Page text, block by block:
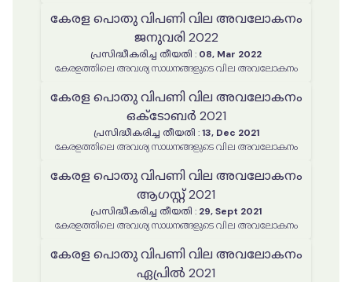
കേരള പൊതു വിപണി വില അവലോകനം
ജനുവരി 2022
പ്രസിദ്ധീകരിച്ച തീയതി : 08, Mar 2022
കേരളത്തിലെ അവശ്യ സാധനങ്ങളുടെ വില അവലോകനം
കേരള പൊതു വിപണി വില അവലോകനം
ഒക്ടോബർ 2021
പ്രസിദ്ധീകരിച്ച തീയതി : 13, Dec 2021
കേരളത്തിലെ അവശ്യ സാധനങ്ങളുടെ വില അവലോകനം
കേരള പൊതു വിപണി വില അവലോകനം
ആഗസ്റ്റ് 2021
പ്രസിദ്ധീകരിച്ച തീയതി : 29, Sept 2021
കേരളത്തിലെ അവശ്യ സാധനങ്ങളുടെ വില അവലോകനം
കേരള പൊതു വിപണി വില അവലോകനം
ഏപ്രിൽ 2021